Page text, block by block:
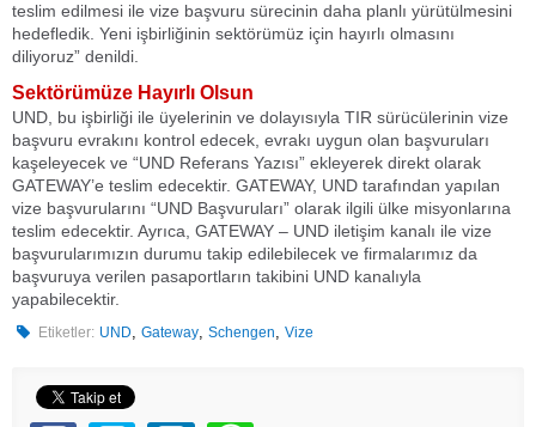
teslim edilmesi ile vize başvuru sürecinin daha planlı yürütülmesini
hedefledik. Yeni işbirliğinin sektörümüz için hayırlı olmasını
diliyoruz” denildi.
Sektörümüze Hayırlı Olsun
UND, bu işbirliği ile üyelerinin ve dolayısıyla TIR sürücülerinin vize
başvuru evrakını kontrol edecek, evrakı uygun olan başvuruları
kaşeleyecek ve “UND Referans Yazısı” ekleyerek direkt olarak
GATEWAY’e teslim edecektir. GATEWAY, UND tarafından yapılan
vize başvurularını “UND Başvuruları” olarak ilgili ülke misyonlarına
teslim edecektir. Ayrıca, GATEWAY – UND iletişim kanalı ile vize
başvurularımızın durumu takip edilebilecek ve firmalarımız da
başvuruya verilen pasaportların takibini UND kanalıyla
yapabilecektir.
Etiketler: UND,Gateway,Schengen,Vize